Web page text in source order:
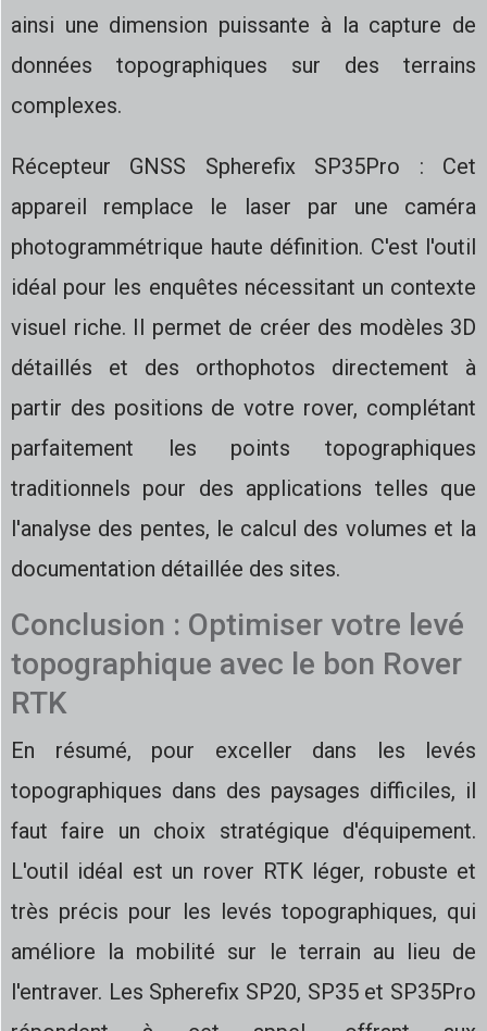
ainsi une dimension puissante à la capture de
données topographiques sur des terrains
complexes.
Récepteur GNSS Spherefix SP35Pro : Cet
appareil remplace le laser par une caméra
photogrammétrique haute définition. C'est l'outil
idéal pour les enquêtes nécessitant un contexte
visuel riche. Il permet de créer des modèles 3D
détaillés et des orthophotos directement à
partir des positions de votre rover, complétant
parfaitement les points topographiques
traditionnels pour des applications telles que
l'analyse des pentes, le calcul des volumes et la
documentation détaillée des sites.
Conclusion : Optimiser votre levé
topographique avec le bon Rover
RTK
En résumé, pour exceller dans les levés
topographiques dans des paysages difficiles, il
faut faire un choix stratégique d'équipement.
L'outil idéal est un rover RTK léger, robuste et
très précis pour les levés topographiques, qui
améliore la mobilité sur le terrain au lieu de
l'entraver. Les Spherefix SP20, SP35 et SP35Pro